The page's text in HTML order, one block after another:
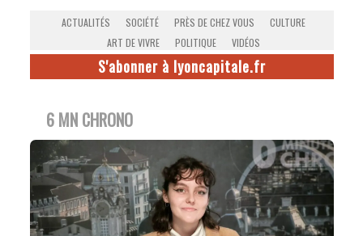
ACTUALITÉS SOCIÉTÉ PRÈS DE CHEZ VOUS
CULTURE
ART DE VIVRE
POLITIQUE VIDÉOS
S'abonner à lyoncapitale.fr
6 MN CHRONO